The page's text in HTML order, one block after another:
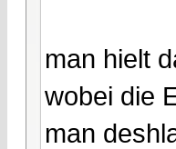
man hielt
wobei die
man